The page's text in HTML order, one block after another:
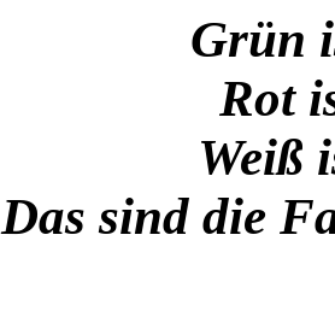
Grün
Rot
Weiß
Das sind die